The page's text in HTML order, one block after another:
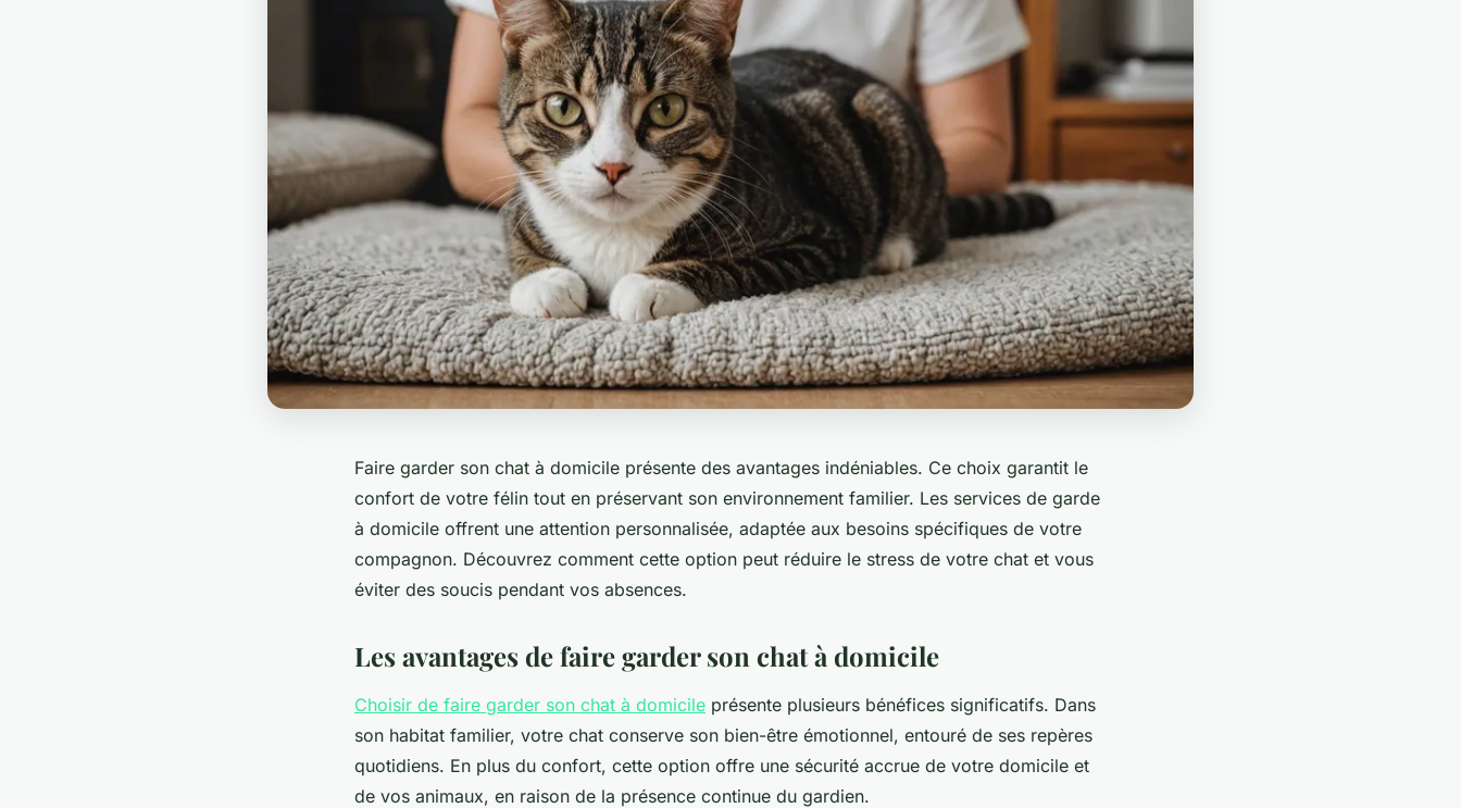
Faire garder son chat à domicile présente des avantages indéniables. Ce choix garantit le
confort de votre félin tout en préservant son environnement familier. Les services de garde
à domicile offrent une attention personnalisée, adaptée aux besoins spécifiques de votre
compagnon. Découvrez comment cette option peut réduire le stress de votre chat et vous
éviter des soucis pendant vos absences.
Les avantages de faire garder son chat à domicile
Choisir de faire garder son chat à domicile présente plusieurs bénéfices significatifs. Dans
son habitat familier, votre chat conserve son bien-être émotionnel, entouré de ses repères
quotidiens. En plus du confort, cette option offre une sécurité accrue de votre domicile et
de vos animaux, en raison de la présence continue du gardien.